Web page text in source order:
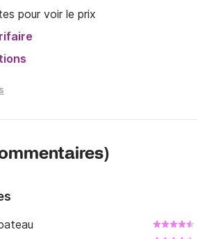
je me ferai un plaisir de
pour voir le prix
)